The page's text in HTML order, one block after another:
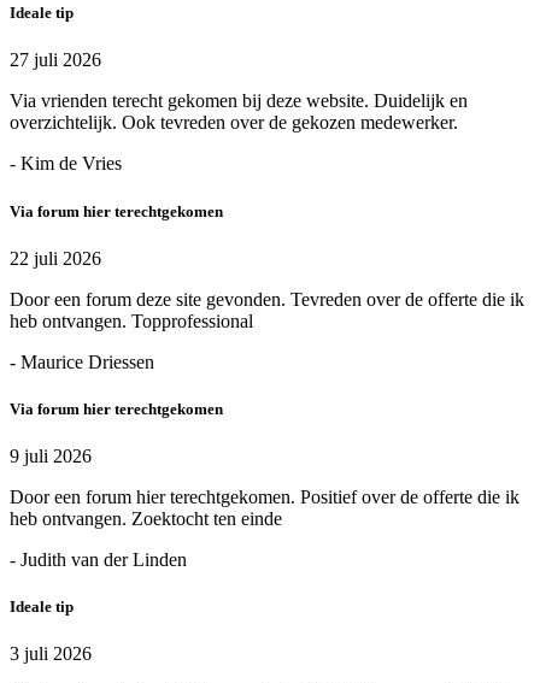
Ideale tip
27 juli 2026
Via vrienden terecht gekomen bij deze website. Duidelijk en
overzichtelijk. Ook tevreden over de gekozen medewerker.
- Kim de Vries
Via forum hier terechtgekomen
22 juli 2026
Door een forum deze site gevonden. Tevreden over de offerte die ik
heb ontvangen. Topprofessional
- Maurice Driessen
Via forum hier terechtgekomen
9 juli 2026
Door een forum hier terechtgekomen. Positief over de offerte die ik
heb ontvangen. Zoektocht ten einde
- Judith van der Linden
Ideale tip
3 juli 2026